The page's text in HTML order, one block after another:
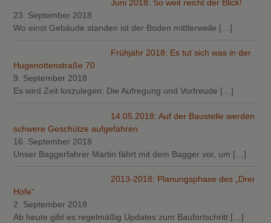
Juni 2018: So weit reicht der Blick!
23. September 2018
Wo einst Gebäude standen ist der Boden mittlerweile […]
Frühjahr 2018: Es tut sich was in der
Hugenottenstraße 70
9. September 2018
Es wird Zeit loszulegen: Die Aufregung und Vorfreude […]
14.05.2018: Auf der Baustelle werden
schwere Geschütze aufgefahren
16. September 2018
Unser Baggerfahrer Martin fährt mit dem Bagger vor, um […]
2013-2018: Planungsphase des „Drei
Höfe“
2. September 2018
Ab heute gibt es regelmäßig Updates zum Baufortschritt […]